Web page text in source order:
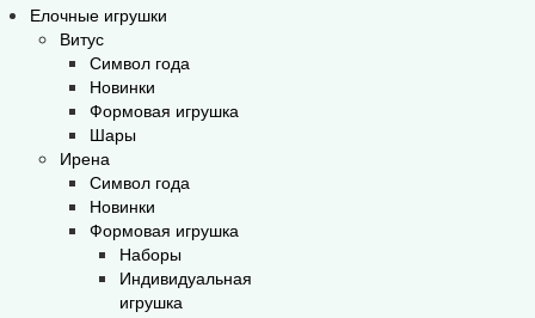
Елочные игрушки
Витус
Символ года
Новинки
Формовая игрушка
Шары
Ирена
Символ года
Новинки
Формовая игрушка
Наборы
Индивидуальная
игрушка